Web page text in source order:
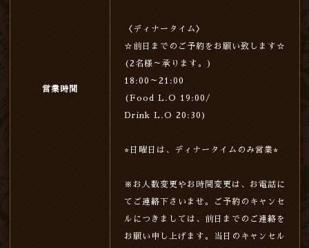
営業時間
〈ディナータイム〉
☆前日までのご予約をお願い致します☆
(2名様～承ります。)
18:00～21:00
(Food L.O 19:00/
Drink L.O 20:30)
⭐︎日曜日は、ディナータイムのみ営業⭐︎
※お人数変更やお時間変更は、お電話に
てご連絡下さいませ。ご予約のキャンセ
ルにつきましては、前日までのご連絡を
お願い申し上げます。当日のキャンセル